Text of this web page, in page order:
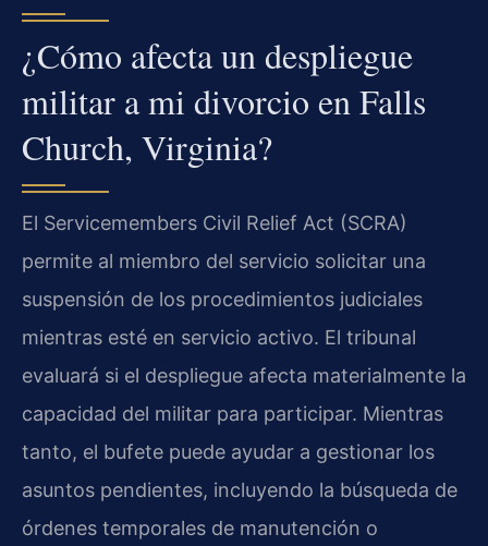
¿Cómo afecta un despliegue
militar a mi divorcio en Falls
Church, Virginia?
El Servicemembers Civil Relief Act (SCRA)
permite al miembro del servicio solicitar una
suspensión de los procedimientos judiciales
mientras esté en servicio activo. El tribunal
evaluará si el despliegue afecta materialmente la
capacidad del militar para participar. Mientras
tanto, el bufete puede ayudar a gestionar los
asuntos pendientes, incluyendo la búsqueda de
órdenes temporales de manutención o